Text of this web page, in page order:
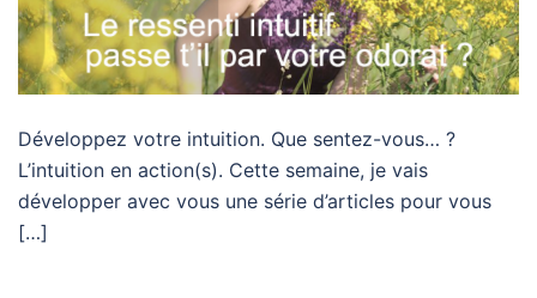
Développez votre intuition. Que sentez-vous… ?
L’intuition en action(s). Cette semaine, je vais
développer avec vous une série d’articles pour vous
[…]